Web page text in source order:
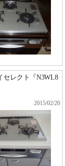
セレクト『N3WL8
2015/02/20